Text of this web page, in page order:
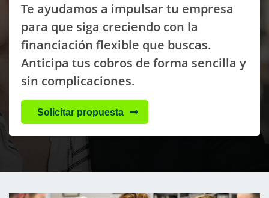
Te ayudamos a impulsar tu empresa
para que siga creciendo con la
financiación flexible que buscas.
Anticipa tus cobros de forma sencilla y
sin complicaciones.
Solicitar propuesta